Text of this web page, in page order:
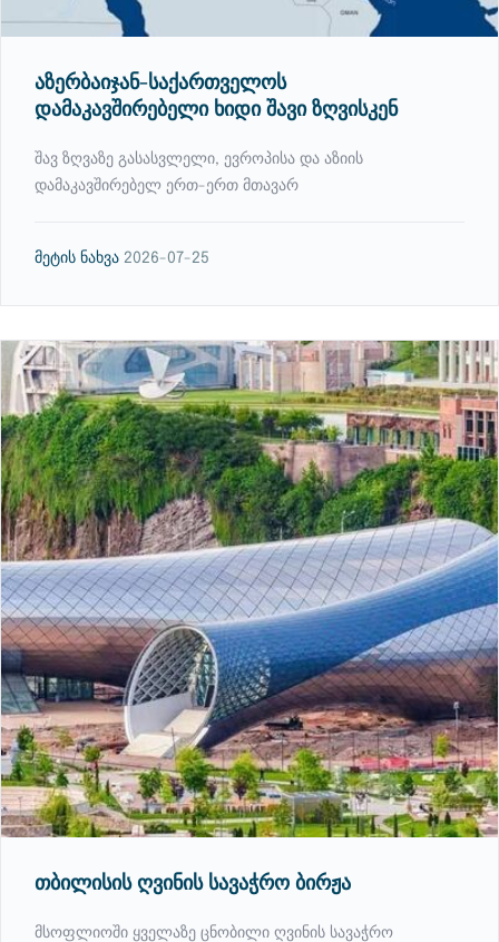
აზერბაიჯან-საქართველოს
დამაკავშირებელი ხიდი შავი ზღვისკენ
შავ ზღვაზე გასასვლელი, ევროპისა და აზიის
დამაკავშირებელ ერთ-ერთ მთავარ
მეტის ნახვა 2026-07-25
თბილისის ღვინის სავაჭრო ბირჟა
მსოფლიოში ყველაზე ცნობილი ღვინის სავაჭრო